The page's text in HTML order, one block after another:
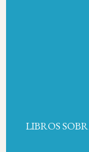
LIBROS